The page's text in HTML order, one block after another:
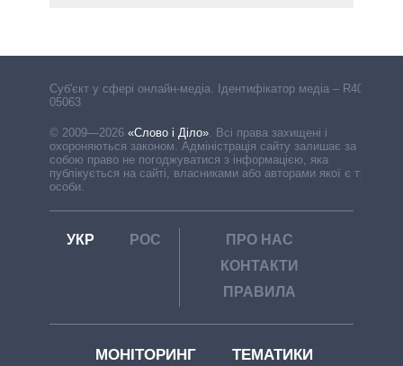
Cуб'єкт у сфері онлайн-медіа. Ідентифікатор медіа – R40-
05063
© 2009—2026 «Слово і Діло»
Всі права захищені і
охороняються законом. Адміністрація сайту залишає за
собою право не погоджуватися з інформацією, яка
публікується на сайті, власниками або авторами якої є треті
особи.
УКР РОС
ПРО НАС
КОНТАКТИ
ПРАВИЛА
МОНІТОРИНГ ТЕМАТИКИ